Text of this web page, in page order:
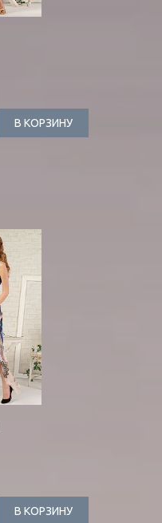
В КОРЗИНУ
В КОРЗИНУ